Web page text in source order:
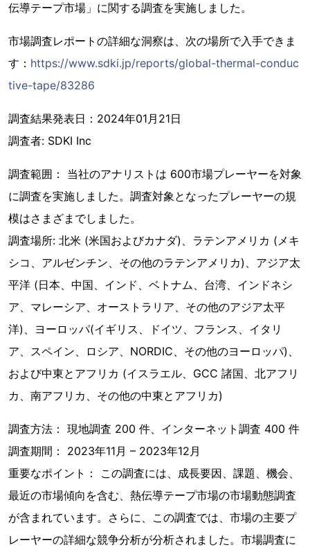
伝導テープ市場」に関する調査を実施しました。
市場調査レポートの詳細な洞察は、次の場所で入手できま
す： https://www.sdki.jp/reports/global-thermal-conduc
tive-tape/83286
調査結果発表日：2024年01月21日
調査者: SDKI Inc
調査範囲： 当社のアナリストは 600市場プレーヤーを対象
に調査を実施しました。調査対象となったプレーヤーの規
模はさまざまでしました。
調査場所: 北米 (米国およびカナダ)、ラテンアメリカ (メキ
シコ、アルゼンチン、その他のラテンアメリカ)、アジア太
平洋 (日本、中国、インド、ベトナム、台湾、インドネシ
ア、マレーシア、オーストラリア、その他のアジア太平
洋)、ヨーロッパ(イギリス、ドイツ、フランス、イタリ
ア、スペイン、ロシア、NORDIC、その他のヨーロッパ)、
および中東とアフリカ (イスラエル、GCC 諸国、北アフリ
カ、南アフリカ、その他の中東とアフリカ)
調査方法： 現地調査 200 件、インターネット調査 400 件
調査期間： 2023年11月 – 2023年12月
重要なポイント： この調査には、成長要因、課題、機会、
最近の市場傾向を含む、熱伝導テープ市場の市場動態調査
が含まれています。さらに、この調査では、市場の主要プ
レーヤーの詳細な競争分析が分析されました。市場調査に